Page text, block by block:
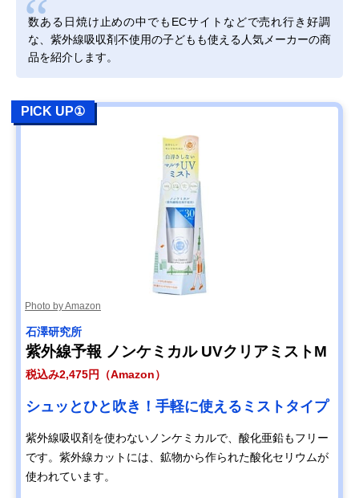
数ある日焼け止めの中でもECサイトなどで売れ行き好調
な、紫外線吸収剤不使用の子どもも使える人気メーカーの商
品を紹介します。
PICK UP①
Photo by Amazon
石澤研究所
紫外線予報 ノンケミカル UVクリアミストM
税込み2,475円（Amazon）
シュッとひと吹き！手軽に使えるミストタイプ
紫外線吸収剤を使わないノンケミカルで、酸化亜鉛もフリー
です。紫外線カットには、鉱物から作られた酸化セリウムが
使われています。